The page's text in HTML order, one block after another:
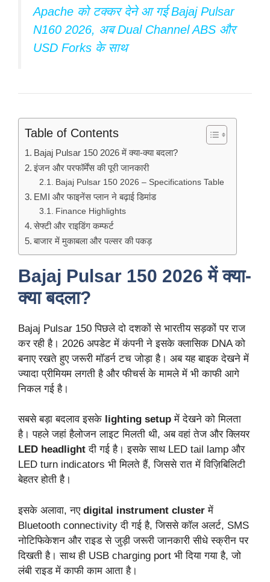
Apache को टक्कर देने आ गई Bajaj Pulsar
N160 2026, अब Dual Channel ABS और
USD Forks के साथ
Table of Contents
Bajaj Pulsar 150 2026 में क्या-क्या बदला?
इंजन और परफॉर्मेंस की पूरी जानकारी
Bajaj Pulsar 150 2026 – Specifications Table
EMI और फाइनेंस प्लान ने बढ़ाई डिमांड
Finance Highlights
सेफ्टी और राइडिंग कम्फर्ट
बाजार में मुकाबला और पल्सर की पकड़
Bajaj Pulsar 150 2026 में क्या-
क्या बदला?
Bajaj Pulsar 150 पिछले दो दशकों से भारतीय सड़कों पर राज
कर रही है। 2026 अपडेट में कंपनी ने इसके क्लासिक DNA को
बनाए रखते हुए जरूरी मॉडर्न टच जोड़ा है। अब यह बाइक देखने में
ज्यादा प्रीमियम लगती है और फीचर्स के मामले में भी काफी आगे
निकल गई है।
सबसे बड़ा बदलाव इसके lighting setup में देखने को मिलता
है। पहले जहां हैलोजन लाइट मिलती थी, अब वहां तेज और क्लियर
LED headlight दी गई है। इसके साथ LED tail lamp और
LED turn indicators भी मिलते हैं, जिससे रात में विज़िबिलिटी
बेहतर होती है।
इसके अलावा, नए digital instrument cluster में
Bluetooth connectivity दी गई है, जिससे कॉल अलर्ट, SMS
नोटिफिकेशन और राइड से जुड़ी जरूरी जानकारी सीधे स्क्रीन पर
दिखती है। साथ ही USB charging port भी दिया गया है, जो
लंबी राइड में काफी काम आता है।